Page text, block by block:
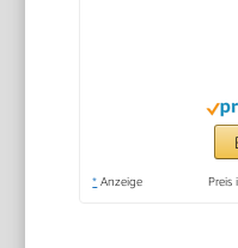
* Anzeige Preis